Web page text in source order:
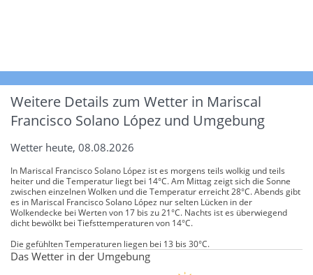
Weitere Details zum Wetter in Mariscal
Francisco Solano López und Umgebung
Wetter heute, 08.08.2026
In Mariscal Francisco Solano López ist es morgens teils wolkig und teils
heiter und die Temperatur liegt bei 14°C. Am Mittag zeigt sich die Sonne
zwischen einzelnen Wolken und die Temperatur erreicht 28°C. Abends gibt
es in Mariscal Francisco Solano López nur selten Lücken in der
Wolkendecke bei Werten von 17 bis zu 21°C. Nachts ist es überwiegend
dicht bewölkt bei Tiefsttemperaturen von 14°C.
Die gefühlten Temperaturen liegen bei 13 bis 30°C.
Das Wetter in der Umgebung